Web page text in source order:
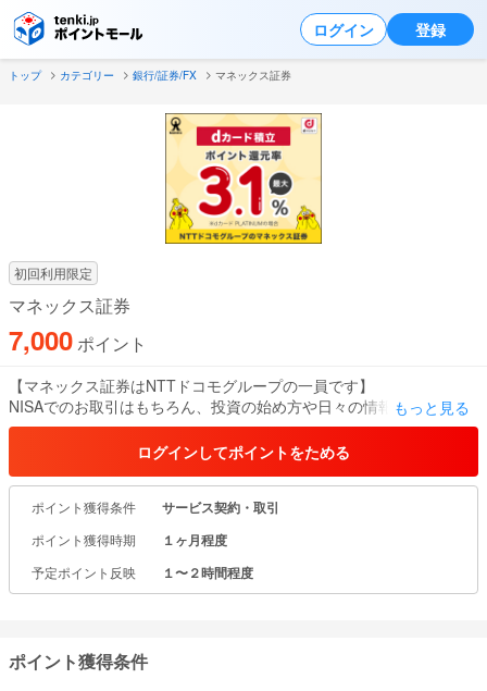
ログイン 登録
トップ カテゴリー 銀行/証券/FX マネックス証券
初回利用限定
マネックス証券
7,000ポイント
【マネックス証券はNTTドコモグループの一員です】
NISAでのお取引はもちろん、投資の始め方や日々の情報発信まで、
投資初心者の方が安心してご利用いただけるサービスをそろえてい
また2024年7月5日より開始のdカードのクレカ積立でポイント還元
率が最大10％になるキャンペーンや、NISAでお取引いただける全商
品の売買手数料（※1）が無料になるプログラムを実施中です！
さらにNTTドコモやイオン銀行との提携により、更なるサービスの
向上を予定しています。
※1 ポイント還元率はご利用のカード種別、口座種別、積立額により
◆ クレカ積立で最大10％のポイント還元！
マネックス証券では2種類のクレジットカードでの積立が可能です！
もっと見る
ログインしてポイントをためる
ポイント獲得条件 サービス契約・取引
ポイント獲得時期 １ヶ月程度
予定ポイント反映 １〜２時間程度
ポイント獲得条件